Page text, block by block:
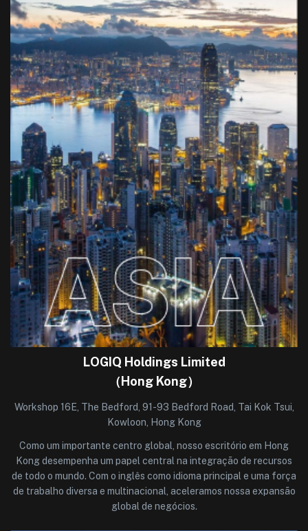
LOGIQ Holdings Limited
（Hong Kong）
Workshop 16E, The Bedford, 91-93 Bedford Road, Tai Kok Tsui,
Kowloon, Hong Kong
Como um importante centro global, nosso escritório em Hong
Kong desempenha um papel central na integração de recursos
de todo o mundo. Com o inglês como idioma principal e uma força
de trabalho diversa e multinacional, aceleramos nossa expansão
global de negócios.